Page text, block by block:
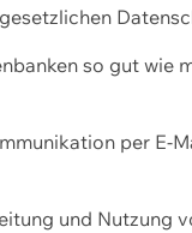
so gut
per
und